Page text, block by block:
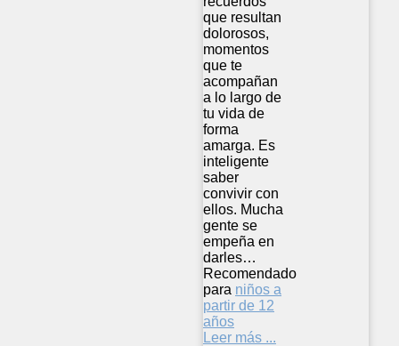
que resultan
dolorosos,
momentos
que te
acompañan
a lo largo de
tu vida de
forma
amarga. Es
inteligente
saber
convivir con
ellos. Mucha
gente se
empeña en
darles…
Recomendado
para niños a
partir de 12
años
Leer más ...